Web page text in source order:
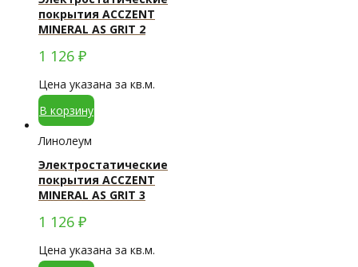
покрытия ACCZENT
MINERAL AS GRIT 2
1 126 ₽
Цена указана за кв.м.
В корзину
Линолеум
Электростатические
покрытия ACCZENT
MINERAL AS GRIT 3
1 126 ₽
Цена указана за кв.м.